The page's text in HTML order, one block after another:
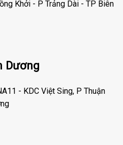
Khởi - P Trảng Dài - TP Biên
Dương
- KDC Việt Sing, P Thuận